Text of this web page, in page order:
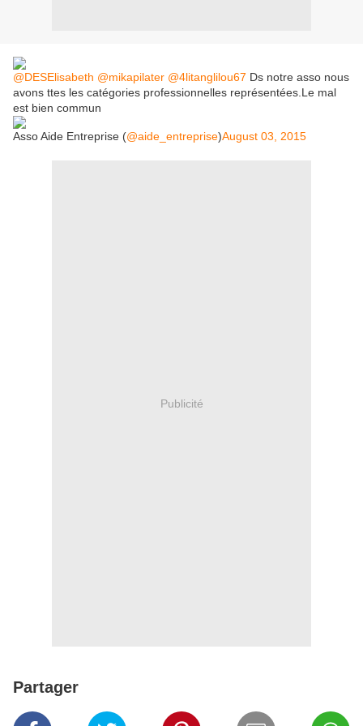
@DESElisabeth @mikapilater @4litanglilou67 Ds notre asso nous
avons ttes les catégories professionnelles représentées.Le mal
est bien commun
Asso Aide Entreprise (@aide_entreprise)August 03, 2015
Publicité
Partager